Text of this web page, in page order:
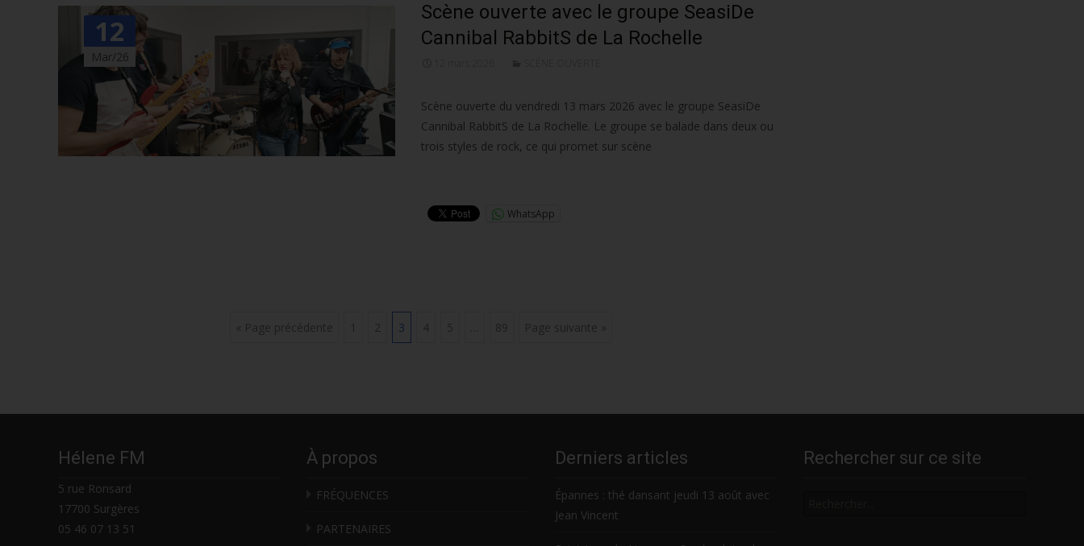
12
Mar/26
Scène ouverte avec le groupe SeasiDe
Cannibal RabbitS de La Rochelle
Scène ouverte du vendredi 13 mars 2026 avec le groupe SeasiDe
Cannibal RabbitS de La Rochelle. Le groupe se balade dans deux ou
trois styles de rock, ce qui promet sur scène
WhatsApp
« Page précédente 1 2 3 4 5 89 Page suivante »
Hélene FM
5 rue Ronsard
17700 Surgères
05 46 07 13 51
À propos
FRÉQUENCES
PARTENAIRES
Derniers articles
Épannes : thé dansant jeudi 13 août avec
Jean Vincent
Rechercher sur ce site